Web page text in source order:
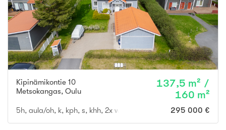
Kipinämikontie 10
Metsokangas, Oulu
137,5 m² /
160 m²
5h, aula/oh, k, kph, s, khh, 2x wc, ter., parv., vh, var, ak
295 000 €